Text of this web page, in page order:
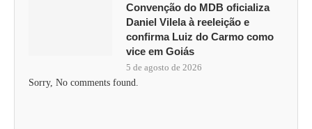
Convenção do MDB oficializa
Daniel Vilela à reeleição e
confirma Luiz do Carmo como
vice em Goiás
5 de agosto de 2026
Sorry, No comments found.